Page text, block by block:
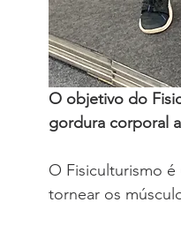
O objetivo do
gordura corporal
O Fisiculturismo
tornear os